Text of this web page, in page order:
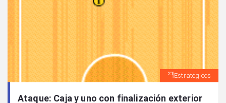
Estratégicos
Ataque: Caja y uno con finalización exterior